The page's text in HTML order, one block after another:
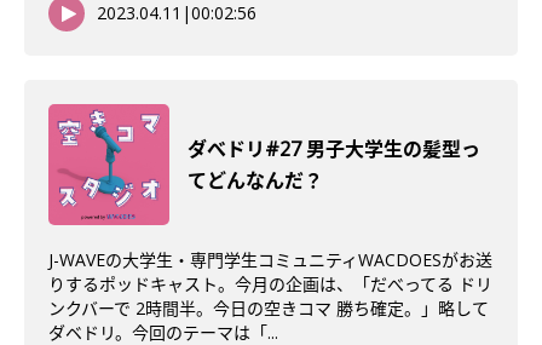
2023.04.11 |00:02:56
ダべドリ#27 男子大学生の髪型っ
てどんなんだ？
J-WAVEの大学生・専門学生コミュニティWACDOESがお送
りするポッドキャスト。今月の企画は、「だべってる ドリ
ンクバーで 2時間半。今日の空きコマ 勝ち確定。」略して
ダベドリ。今回のテーマは「...